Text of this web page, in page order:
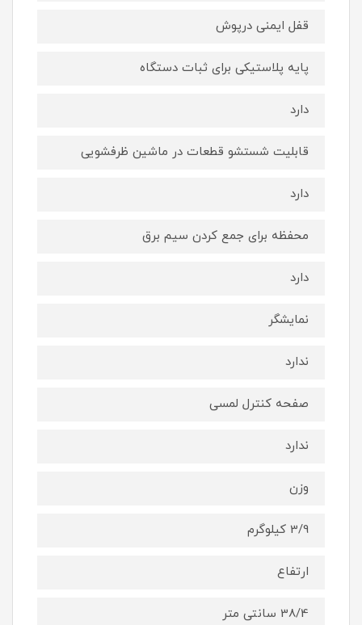
قفل ایمنی درپوش
پایه پلاستیکی برای ثبات دستگاه
دارد
قابلیت شستشو قطعات در ماشین ظرفشویی
دارد
محفظه برای جمع کردن سیم برق
دارد
نمایشگر
ندارد
صفحه کنترل لمسی
ندارد
وزن
3/9 کیلوگرم
ارتفاع
38/4 سانتی متر